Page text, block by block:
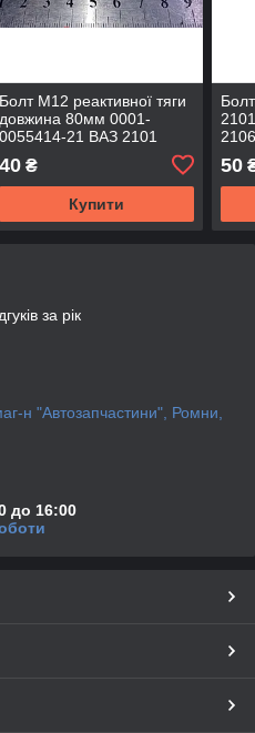
Болт М12 реактивної тяги
довжина 80мм 0001-
0055414-21 ВАЗ 2101
2102 2103 2104 2105 2106
2107 чорний
40₴
Купити
50
за рік
н "Автозапчастини", Ромни,
до 16:00